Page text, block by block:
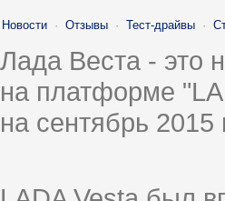
Новости · Отзывы · Тест-драйвы ·
Лада Веста - это
на платформе
на сентябрь